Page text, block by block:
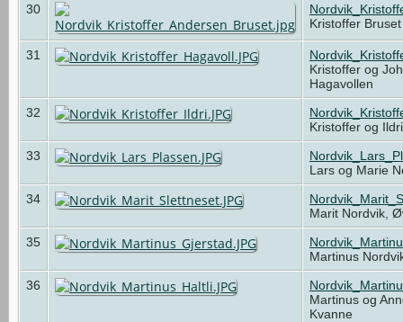
30
Kristoffer
31
Kristoffer og
Hagavollen
32
Kristoffer og
33
Lars og Marie
34
Marit Nordvik,
35
Martinus
36
Martinus og
Kvanne